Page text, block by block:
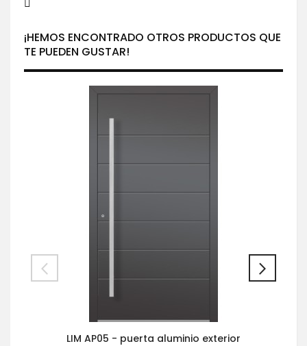
¡HEMOS ENCONTRADO OTROS PRODUCTOS QUE
TE PUEDEN GUSTAR!
LIM AP05 - puerta aluminio exterior